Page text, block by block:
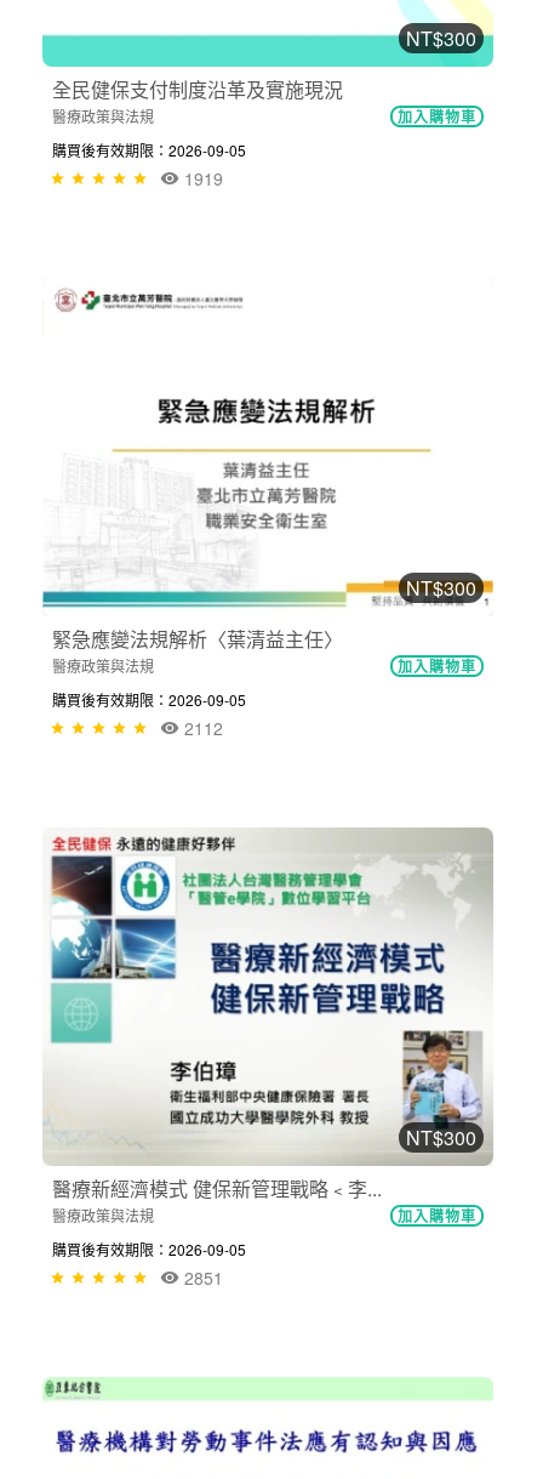
NT$300
全民健保支付制度沿革及實施現況
醫療政策與法規 加入購物車
購買後有效期限：2026-09-05
1919
NT$300
緊急應變法規解析〈葉清益主任〉
醫療政策與法規 加入購物車
購買後有效期限：2026-09-05
2112
NT$300
醫療新經濟模式 健保新管理戰略﹤李...
醫療政策與法規 加入購物車
購買後有效期限：2026-09-05
2851